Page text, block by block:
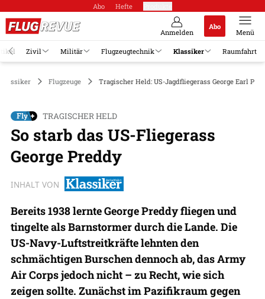
Abo Hefte
Anmelden
Abo
Menü
Zivil Militär Flugzeugtechnik Klassiker Raumfahrt
Klassiker Flugzeuge Tragischer Held: US-Jagdfliegerass George Earl
TRAGISCHER HELD
So starb das US-Fliegerass
George Preddy
INHALT VON
Bereits 1938 lernte George Preddy fliegen und
tingelte als Barnstormer durch die Lande. Die
US-Navy-Luftstreitkräfte lehnten den
schmächtigen Burschen dennoch ab, das Army
Air Corps jedoch nicht – zu Recht, wie sich
zeigen sollte. Zunächst im Pazifikraum gegen